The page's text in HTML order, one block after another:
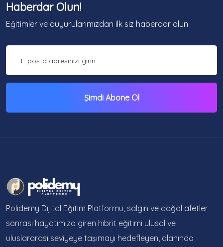
Haberdar Olun!
Eğitimler ve duyurularımızdan ilk siz haberdar olun
Şimdi Abone Ol
Polidemy Dijital Eğitim Platformu, salgın ve doğal afetler
sonrası hayatımıza giren hibrit eğitimi ulusal ve
uluslararası seviyeye taşımayı hedefleyen, alanında